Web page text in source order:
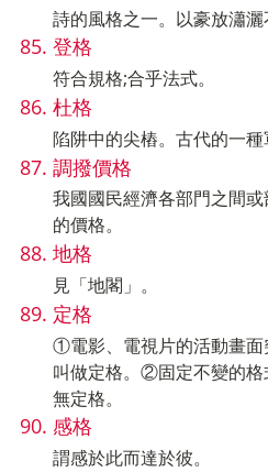
詩的風格之一。以豪放瀟灑
登格
符合規格;合乎法式。
杜格
陷阱中的尖樁。古代的一種
調撥價格
我國國民經濟各部門之間
的價格。
地格
見「地閣」。
定格
①電影、電視片的活動畫面
叫做定格。②固定不變的
無定格。
感格
謂感於此而達於彼。